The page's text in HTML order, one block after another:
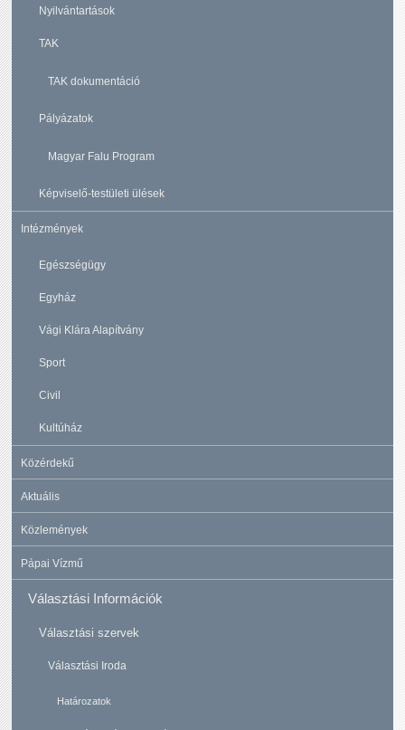
Nyilvántartások
TAK
TAK dokumentáció
Pályázatok
Magyar Falu Program
Képviselő-testületi ülések
Intézmények
Egészségügy
Egyház
Vági Klára Alapítvány
Sport
Civil
Kultúház
Közérdekű
Aktuális
Közlemények
Pápai Vízmű
Választási Információk
Választási szervek
Választási Iroda
Határozatok